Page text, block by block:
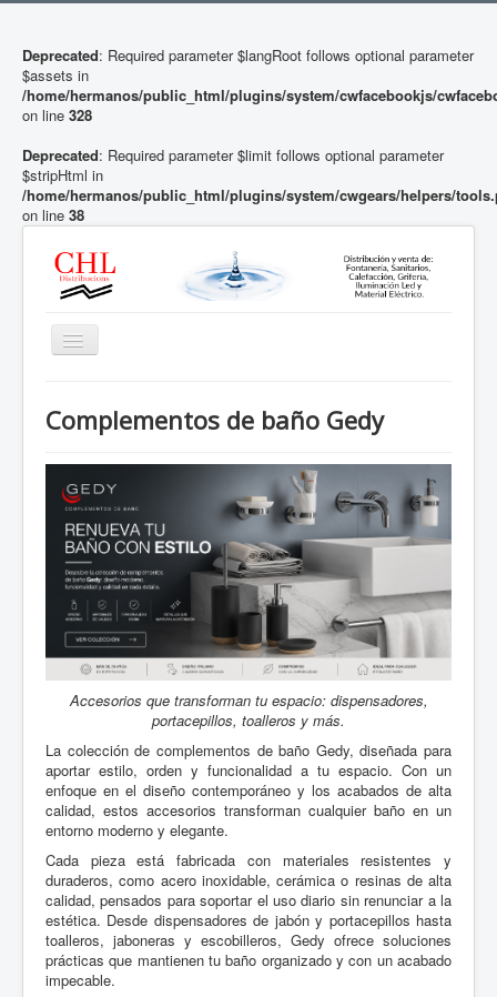
Deprecated: Required parameter $langRoot follows optional parameter
$assets in
/home/hermanos/public_html/plugins/system/cwfacebookjs/
on line 328
Deprecated: Required parameter $limit follows optional parameter
$stripHtml in
/home/hermanos/public_html/plugins/system/cwgears/helpers/
on line 38
Toggle
Navigation
Descalcificadores y Ósmosis
Baño
Fichas Comerciales
Marcas comercializadas
Nosotros
Blog
Sanitarios
Grifería
Complementos de baño Gedy
Accesorios que transforman tu espacio: dispensadores,
portacepillos, toalleros y más.
La colección de complementos de baño Gedy, diseñada para
aportar estilo, orden y funcionalidad a tu espacio. Con un
enfoque en el diseño contemporáneo y los acabados de alta
calidad, estos accesorios transforman cualquier baño en un
entorno moderno y elegante.
Cada pieza está fabricada con materiales resistentes y
duraderos, como acero inoxidable, cerámica o resinas de alta
calidad, pensados para soportar el uso diario sin renunciar a la
estética. Desde dispensadores de jabón y portacepillos hasta
toalleros, jaboneras y escobilleros, Gedy ofrece soluciones
prácticas que mantienen tu baño organizado y con un acabado
impecable.